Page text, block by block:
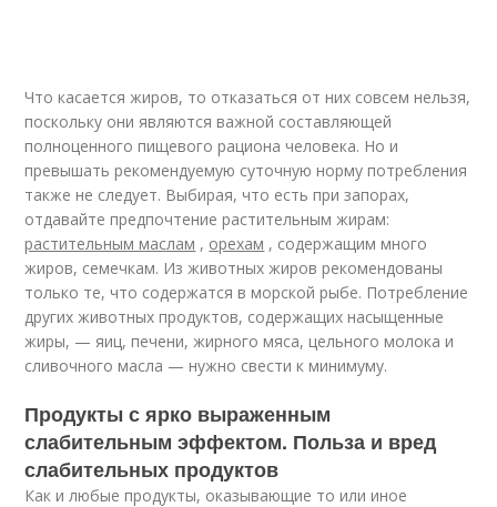
Что касается жиров, то отказаться от них совсем нельзя,
поскольку они являются важной составляющей
полноценного пищевого рациона человека. Но и
превышать рекомендуемую суточную норму потребления
также не следует. Выбирая, что есть при запорах,
отдавайте предпочтение растительным жирам:
растительным маслам , орехам , содержащим много
жиров, семечкам. Из животных жиров рекомендованы
только те, что содержатся в морской рыбе. Потребление
других животных продуктов, содержащих насыщенные
жиры, — яиц, печени, жирного мяса, цельного молока и
сливочного масла — нужно свести к минимуму.
Продукты с ярко выраженным
слабительным эффектом. Польза и вред
слабительных продуктов
Как и любые продукты, оказывающие то или иное